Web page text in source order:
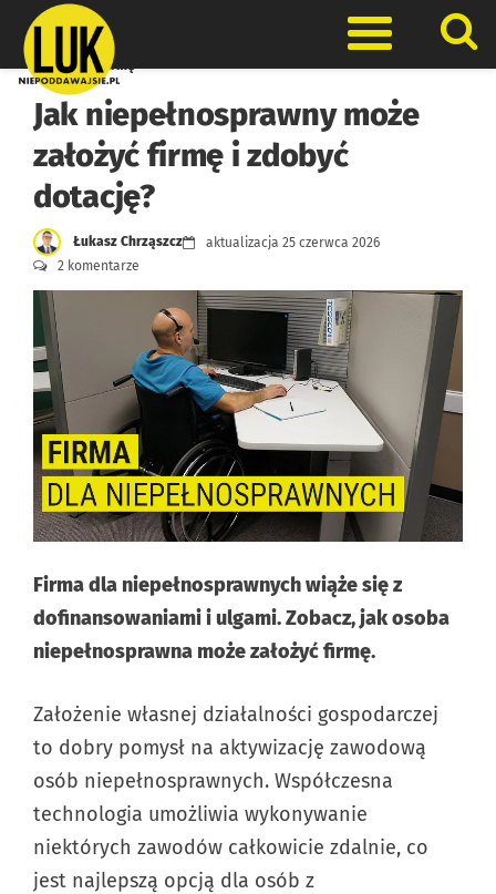
content
Otwórz
Otwieramy firmę
Jak niepełnosprawny może
założyć firmę i zdobyć
dotację?
aktualizacja 25 czerwca 2026
Łukasz Chrząszcz
2 komentarze
Firma dla niepełnosprawnych wiąże się z
dofinansowaniami i ulgami. Zobacz, jak osoba
niepełnosprawna może założyć firmę.
Założenie własnej działalności gospodarczej
to dobry pomysł na aktywizację zawodową
osób niepełnosprawnych. Współczesna
technologia umożliwia wykonywanie
niektórych zawodów całkowicie zdalnie, co
jest najlepszą opcją dla osób z